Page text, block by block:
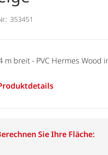
353451
m breit - PVC Hermes Wood
Sie Ihre Fläche: